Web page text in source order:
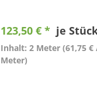
123,50 € * je
Inhalt: 2 Meter (61,75 €
Meter)